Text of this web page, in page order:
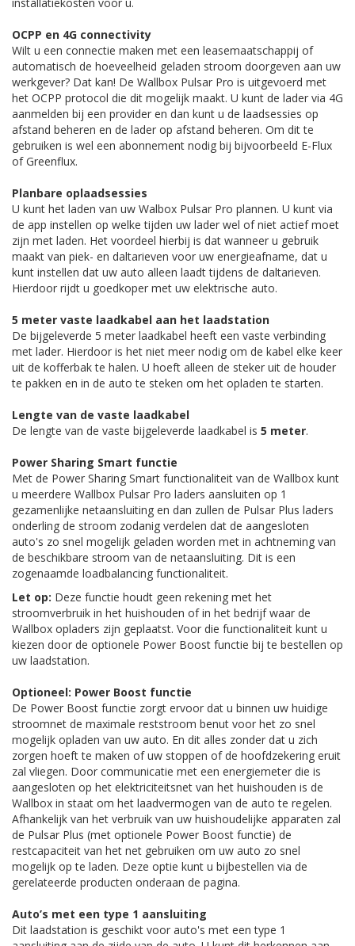
OCPP en 4G connectivity
Wilt u een connectie maken met een leasemaatschappij of
automatisch de hoeveelheid geladen stroom doorgeven aan uw
werkgever? Dat kan! De Wallbox Pulsar Pro is uitgevoerd met
het OCPP protocol die dit mogelijk maakt. U kunt de lader via 4G
aanmelden bij een provider en dan kunt u de laadsessies op
afstand beheren en de lader op afstand beheren. Om dit te
gebruiken is wel een abonnement nodig bij bijvoorbeeld E-Flux
of Greenflux.
Planbare oplaadsessies
U kunt het laden van uw Walbox Pulsar Pro plannen. U kunt via
de app instellen op welke tijden uw lader wel of niet actief moet
zijn met laden. Het voordeel hierbij is dat wanneer u gebruik
maakt van piek- en daltarieven voor uw energieafname, dat u
kunt instellen dat uw auto alleen laadt tijdens de daltarieven.
Hierdoor rijdt u goedkoper met uw elektrische auto.
5 meter vaste laadkabel aan het laadstation
De bijgeleverde 5 meter laadkabel heeft een vaste verbinding
met lader. Hierdoor is het niet meer nodig om de kabel elke keer
uit de kofferbak te halen. U hoeft alleen de steker uit de houder
te pakken en in de auto te steken om het opladen te starten.
Lengte van de vaste laadkabel
De lengte van de vaste bijgeleverde laadkabel is 5 meter.
Power Sharing Smart functie
Met de Power Sharing Smart functionaliteit van de Wallbox kunt
u meerdere Wallbox Pulsar Pro laders aansluiten op 1
gezamenlijke netaansluiting en dan zullen de Pulsar Plus laders
onderling de stroom zodanig verdelen dat de aangesloten
auto's zo snel mogelijk geladen worden met in achtneming van
de beschikbare stroom van de netaansluiting. Dit is een
zogenaamde loadbalancing functionaliteit.
Let op: Deze functie houdt geen rekening met het
stroomverbruik in het huishouden of in het bedrijf waar de
Wallbox opladers zijn geplaatst. Voor die functionaliteit kunt u
kiezen door de optionele Power Boost functie bij te bestellen op
uw laadstation.
Optioneel: Power Boost functie
De Power Boost functie zorgt ervoor dat u binnen uw huidige
stroomnet de maximale reststroom benut voor het zo snel
mogelijk opladen van uw auto. En dit alles zonder dat u zich
zorgen hoeft te maken of uw stoppen of de hoofdzekering eruit
zal vliegen. Door communicatie met een energiemeter die is
aangesloten op het elektriciteitsnet van het huishouden is de
Wallbox in staat om het laadvermogen van de auto te regelen.
Afhankelijk van het verbruik van uw huishoudelijke apparaten zal
de Pulsar Plus (met optionele Power Boost functie) de
restcapaciteit van het net gebruiken om uw auto zo snel
mogelijk op te laden. Deze optie kunt u bijbestellen via de
gerelateerde producten onderaan de pagina.
Auto’s met een type 1 aansluiting
Dit laadstation is geschikt voor auto's met een type 1